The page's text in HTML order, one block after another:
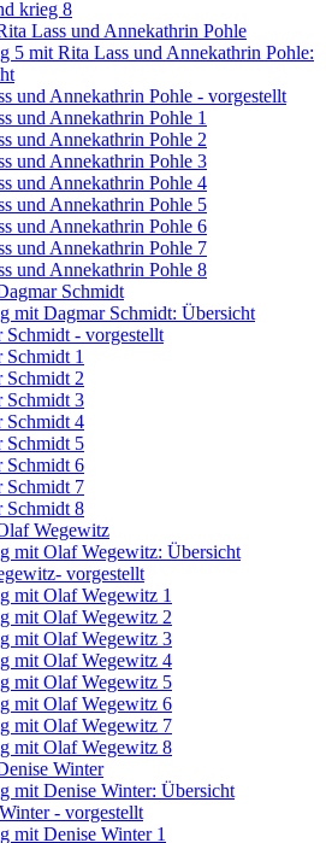
krieg 8
Lass und Annekathrin Pohle
5 mit Rita Lass und Annekathrin Pohle:
und Annekathrin Pohle - vorgestellt
und Annekathrin Pohle 1
und Annekathrin Pohle 2
und Annekathrin Pohle 3
und Annekathrin Pohle 4
und Annekathrin Pohle 5
und Annekathrin Pohle 6
und Annekathrin Pohle 7
und Annekathrin Pohle 8
Schmidt
mit Dagmar Schmidt: Übersicht
Schmidt - vorgestellt
Schmidt 1
Schmidt 2
Schmidt 3
Schmidt 4
Schmidt 5
Schmidt 6
Schmidt 7
Schmidt 8
Wegewitz
mit Olaf Wegewitz: Übersicht
vorgestellt
mit Olaf Wegewitz 1
mit Olaf Wegewitz 2
mit Olaf Wegewitz 3
mit Olaf Wegewitz 4
mit Olaf Wegewitz 5
mit Olaf Wegewitz 6
mit Olaf Wegewitz 7
mit Olaf Wegewitz 8
Winter
mit Denise Winter: Übersicht
- vorgestellt
mit Denise Winter 1